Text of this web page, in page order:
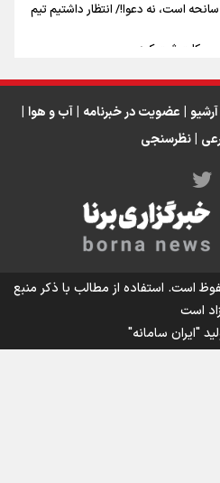
برای پیاده روی اربعین
است، نه دعوا!/ انتظار داشتیم تیم
ثبت کرد
در لیگ هستیم آرشیو | عضویت در خبرنامه | آب و هوا |
| نظرسنجی
است. استفاده از مطالب با ذکر منبع
است
"ایران سامانه"